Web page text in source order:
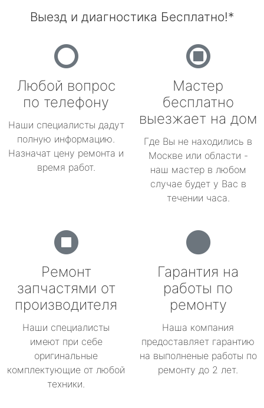
Выезд и диагностика Бесплатно!*
Любой вопрос
по телефону
Наши специалисты дадут
полную информацию.
Назначат цену ремонта и
время работ.
Мастер
бесплатно
выезжает на дом
Где Вы не находились в
Москве или области -
наш мастер в любом
случае будет у Вас в
течении часа.
Ремонт
запчастями от
производителя
Наши специалисты
имеют при себе
оригинальные
комплектующие от любой
техники.
Гарантия на
работы по
ремонту
Наша компания
предоставляет гарантию
на выполненые работы по
ремонту до 2 лет.